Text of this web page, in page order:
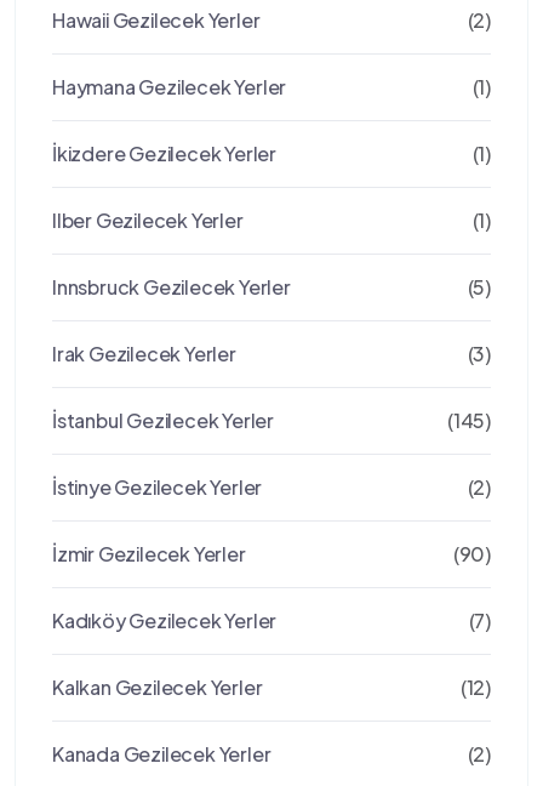
Hawaii Gezilecek Yerler (2)
Haymana Gezilecek Yerler (1)
İkizdere Gezilecek Yerler (1)
Ilber Gezilecek Yerler (1)
Innsbruck Gezilecek Yerler (5)
Irak Gezilecek Yerler (3)
İstanbul Gezilecek Yerler (145)
İstinye Gezilecek Yerler (2)
İzmir Gezilecek Yerler (90)
Kadıköy Gezilecek Yerler (7)
Kalkan Gezilecek Yerler (12)
Kanada Gezilecek Yerler (2)